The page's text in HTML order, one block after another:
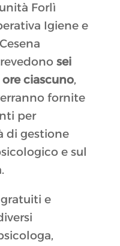
Forlì
Igiene e
sei
ciascuno,
fornite
per
di gestione
e sul
e